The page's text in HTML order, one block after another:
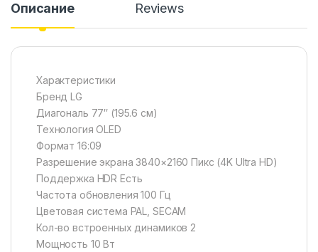
Описание Reviews
Характеристики
Бренд LG
Диагональ 77″ (195.6 см)
Технология OLED
Формат 16:09
Разрешение экрана 3840×2160 Пикс (4K Ultra HD)
Поддержка HDR Есть
Частота обновления 100 Гц
Цветовая система PAL, SECAM
Кол-во встроенных динамиков 2
Мощность 10 Вт